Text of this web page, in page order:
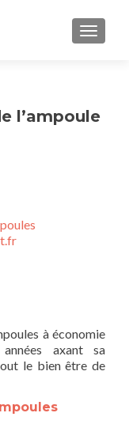
l’ampoule
à économie
années axant sa
le bien être de